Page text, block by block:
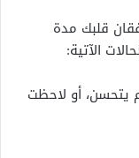
قلبك مدة
الآتية:
يتحسن، أو لاحظت